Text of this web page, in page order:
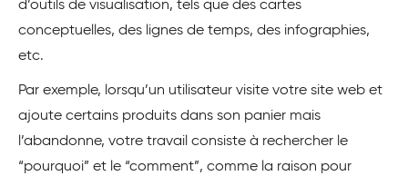
d’outils de visualisation, tels que des cartes
conceptuelles, des lignes de temps, des infographies,
etc.
Par exemple, lorsqu’un utilisateur visite votre site web et
ajoute certains produits dans son panier mais
l’abandonne, votre travail consiste à rechercher le
“pourquoi” et le “comment”, comme la raison pour